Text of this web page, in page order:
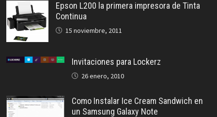
Epson L200 la primera impresora de Tinta
Continua
15 noviembre, 2011
Invitaciones para Lockerz
26 enero, 2010
Como Instalar Ice Cream Sandwich en
un Samsung Galaxy Note